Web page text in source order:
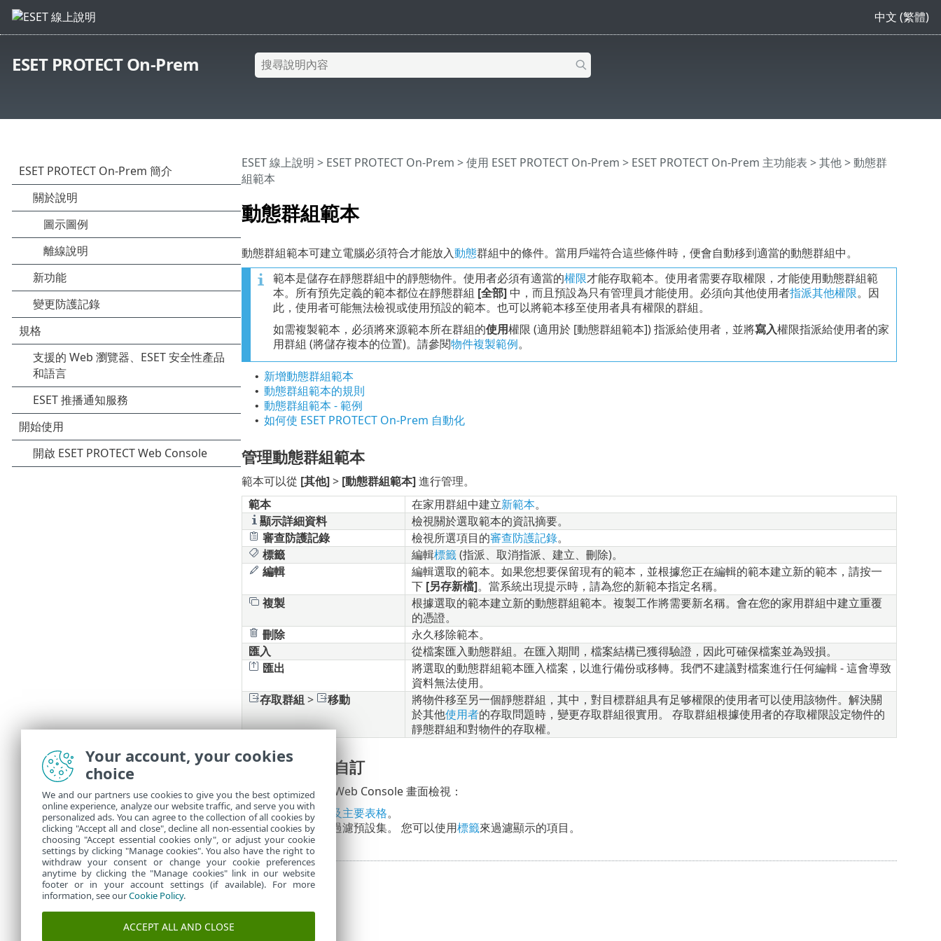
中文 (繁體)
ESET PROTECT On-Prem
動態群組範本
ESET 線上說明 > ESET PROTECT On-Prem >使用 ESET PROTECT On-Prem > ESET PROTECT On-Prem 主功能表 >其他> 動態群
組範本
動態群組範本可建立電腦必須符合才能放入動態群組中的條件。當用戶端符合這些條件時，便會自動移到適當的動態群組中。
範本是儲存在靜態群組中的靜態物件。使用者必須有適當的權限才能存取範本。使用者需要存取權限，才能使用動態群組範
本。所有預先定義的範本都位在靜態群組 [全部]中，而且預設為只有管理員才能使用。必須向其他使用者指派其他權限。因
此，使用者可能無法檢視或使用預設的範本。也可以將範本移至使用者具有權限的群組。
如需複製範本，必須將來源範本所在群組的使用權限 (適用於 [動態群組範本]) 指派給使用者，並將寫入權限指派給使用者的家
用群組 (將儲存複本的位置)。請參閱物件複製範例。
• 新增動態群組範本
• 動態群組範本的規則
• 動態群組範本 - 範例
• 如何使 ESET PROTECT On-Prem 自動化
管理動態群組範本
範本可以從 [其他]> [動態群組範本]進行管理。
範本
在家用群組中建立新範本。
顯示詳細資料
檢視關於選取範本的資訊摘要。
審查防護記錄
檢視所選項目的審查防護記錄。
標籤
編輯標籤(指派、取消指派、建立、刪除)。
編輯
編輯選取的範本。如果您想要保留現有的範本，並根據您正在編輯的範本建立新的範本，請按一
下 [另存新檔]。當系統出現提示時，請為您的新範本指定名稱。
複製
根據選取的範本建立新的動態群組範本。複製工作將需要新名稱。會在您的家用群組中建立重覆
的憑證。
刪除
永久移除範本。
匯入
從檔案匯入動態群組。在匯入期間，檔案結構已獲得驗證，因此可確保檔案並為毀損。
匯出
將選取的動態群組範本匯入檔案，以進行備份或移轉。我們不建議對檔案進行任何編輯 - 這會導致
資料無法使用。
存取群組 > 移動
將物件移至另一個靜態群組，其中，對目標群組具有足够權限的使用者可以使用該物件。解決關
於其他使用者的存取問題時，變更存取群組很實用。 存取群組根據使用者的存取權限設定物件的
靜態群組和對物件的存取權。
過濾器及配置自訂
您可以自訂目前的 Web Console 畫面檢視：
• 管理側邊面板及主要表格。
• 新增過濾器 及過濾預設集。 您可以使用標籤來過濾顯示的項目。
Your account, your cookies
choice
We and our partners use cookies to give you the best optimized
online experience, analyze our website traffic, and serve you with
personalized ads. You can agree to the collection of all cookies by
clicking "Accept all and close", decline all non-essential cookies by
choosing "Accept essential cookies only", or adjust your cookie
settings by clicking "Manage cookies". You also have the right to
withdraw your consent or change your cookie preferences
anytime by clicking the "Manage cookies" link in our website
footer or in your account settings (if available). For more
information, see ourCookie Policy.
ACCEPT ALL AND CLOSE